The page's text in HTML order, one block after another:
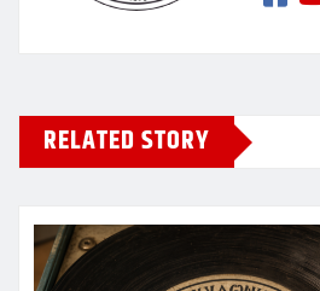
RELATED STORY